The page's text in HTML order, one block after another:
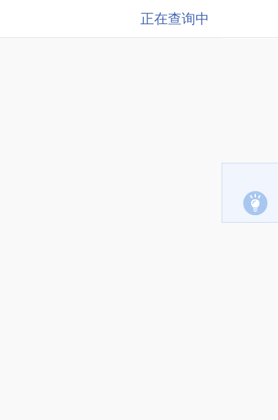
正在查询中